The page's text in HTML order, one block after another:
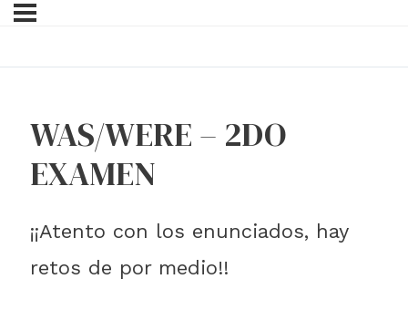
WAS/WERE – 2DO
EXAMEN
¡¡Atento con los enunciados, hay
retos de por medio!!